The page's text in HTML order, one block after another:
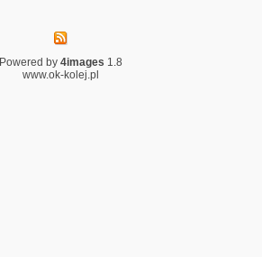
Powered by 4images 1.8
www.ok-kolej.pl